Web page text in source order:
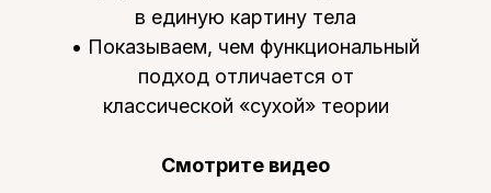
в единую картину тела
• Показываем, чем функциональный
подход отличается от
классической «сухой» теории
Смотрите видео